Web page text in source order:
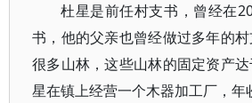
杜星是前任村支书，曾经在
书，他的父亲也曾经做过多年的
很多山林，这些山林的固定资产
星在镇上经营一个木器加工厂，年